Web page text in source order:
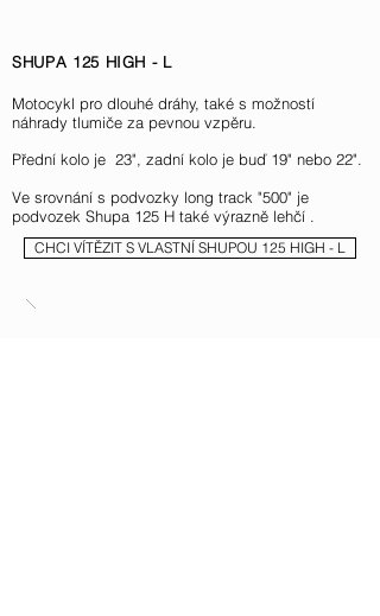
SHUPA 125 HIGH - L
Motocykl pro dlouhé dráhy, také s možností
náhrady tlumiče za pevnou vzpěru.
Přední kolo je 23", zadní kolo je buď 19" nebo 22".
Ve srovnání s podvozky long track "500" je
podvozek Shupa 125 H také výrazně lehčí .
CHCI VÍTĚZIT S VLASTNÍ SHUPOU 125 HIGH - L